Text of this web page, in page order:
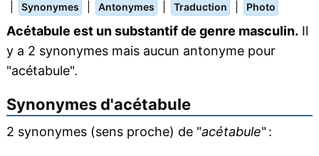
Synonymes Antonymes Traduction Photo
Acétabule est un substantif de genre masculin. Il
y a 2 synonymes mais aucun antonyme pour
"acétabule".
Synonymes d'acétabule
2 synonymes (sens proche) de "acétabule" :